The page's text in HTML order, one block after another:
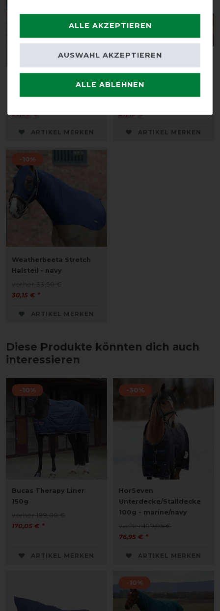
90,00 € *
ARTIKEL MERKEN
Schulterschutz - navy
27,45 € *
ARTIKEL MERKEN
-10%
Weatherbeeta Stretch
Halsteil - navy
vorher 33,50 €
30,15 € *
ARTIKEL MERKEN
Diese Produkte könnten dich auch
interessieren
-10%
Bucas Therapy Liner
150g
vorher 189,00 €
170,05 € *
ARTIKEL MERKEN
-30%
HorSeven
Unterdecke/Stalldecke
100g - marine/navy
vorher 109,95 €
76,95 € *
ARTIKEL MERKEN
-10%
ALLE AKZEPTIEREN
ALLE ABLEHNEN
AUSWAHL AKZEPTIEREN